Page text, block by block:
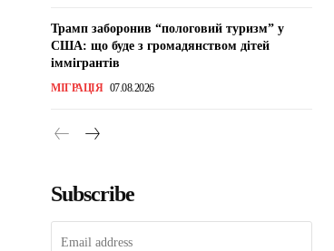
Трамп заборонив “пологовий туризм” у
США: що буде з громадянством дітей
іммігрантів
МІГРАЦІЯ 07.08.2026
Subscribe